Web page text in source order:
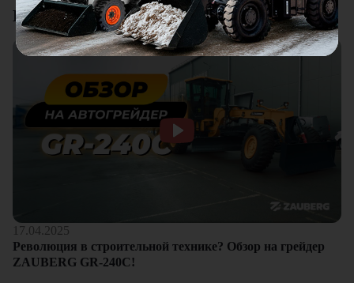
Видеоотзывы
17.04.2025
Революция в строительной технике? Обзор на грейдер
ZAUBERG GR-240C!